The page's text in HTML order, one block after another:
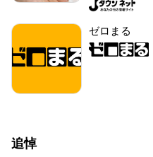
ゼロまる
追悼